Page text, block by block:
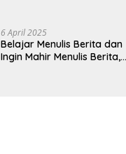
Cluster Lotus
6 April 2025
Belajar Menulis Berita dan
Ingin Mahir Menulis Berita,